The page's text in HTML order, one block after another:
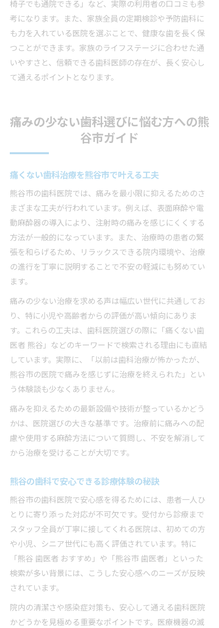
椅子でも通院できる」など、実際の利用者の口コミも参
考になります。また、家族全員の定期検診や予防歯科に
も力を入れている医院を選ぶことで、健康な歯を長く保
つことができます。家族のライフステージに合わせた通
いやすさと、信頼できる歯科医師の存在が、長く安心し
て通えるポイントとなります。
痛みの少ない歯科選びに悩む方への熊
谷市ガイド
痛くない歯科治療を熊谷市で叶える工夫
熊谷市の歯科医院では、痛みを最小限に抑えるためのさ
まざまな工夫が行われています。例えば、表面麻酔や電
動麻酔器の導入により、注射時の痛みを感じにくくする
方法が一般的になっています。また、治療時の患者の緊
張を和らげるため、リラックスできる院内環境や、治療
の進行を丁寧に説明することで不安の軽減にも努めてい
ます。
痛みの少ない治療を求める声は幅広い世代に共通してお
り、特に小児や高齢者からの評価が高い傾向にありま
す。これらの工夫は、歯科医院選びの際に「痛くない歯
医者 熊谷」などのキーワードで検索される理由にも直結
しています。実際に、「以前は歯科治療が怖かったが、
熊谷市の医院で痛みを感じずに治療を終えられた」とい
う体験談も少なくありません。
痛みを抑えるための最新設備や技術が整っているかどう
かは、医院選びの大きな基準です。治療前に痛みへの配
慮や使用する麻酔方法について質問し、不安を解消して
から治療を受けることが大切です。
熊谷の歯科で安心できる診療体験の秘訣
熊谷市の歯科医院で安心感を得るためには、患者一人ひ
とりに寄り添った対応が不可欠です。受付から診療まで
スタッフ全員が丁寧に接してくれる医院は、初めての方
や小児、シニア世代にも高く評価されています。特に
「熊谷 歯医者 おすすめ」や「熊谷市 歯医者」といった
検索が多い背景には、こうした安心感へのニーズが反映
されています。
院内の清潔さや感染症対策も、安心して通える歯科医院
かどうかを見極める重要なポイントです。医療機器の滅